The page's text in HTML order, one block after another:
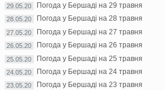
29.05.20 Погода у Бершаді на 29 травня
28.05.20 Погода у Бершаді на 28 травня
27.05.20 Погода у Бершаді на 27 травня
26.05.20 Погода у Бершаді на 26 травня
25.05.20 Погода у Бершаді на 25 травня
24.05.20 Погода у Бершаді на 24 травня
23.05.20 Погода у Бершаді на 23 травня